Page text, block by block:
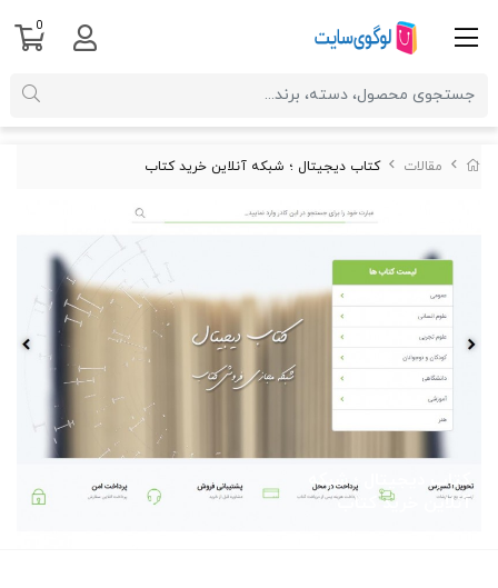
مقالات کتاب دیجیتال ؛ شبکه آنلاین خرید کتاب
کتاب دیجیتال ؛ شبکه
آنلاین خرید کتاب
0